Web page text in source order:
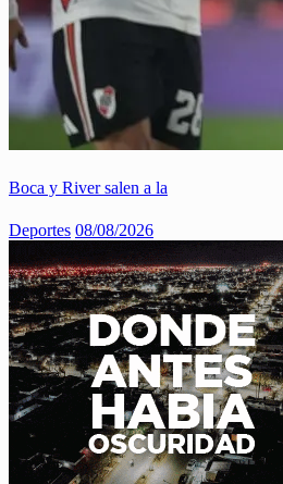
Boca y River salen a la
Deportes 08/08/2026